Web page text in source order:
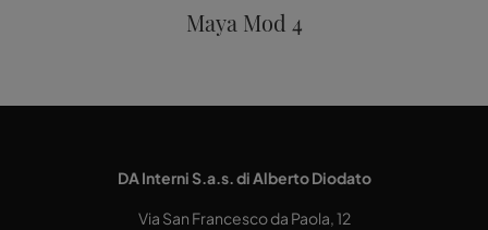
Maya Mod 4
DA Interni S.a.s. di Alberto Diodato
Via San Francesco da Paola, 12